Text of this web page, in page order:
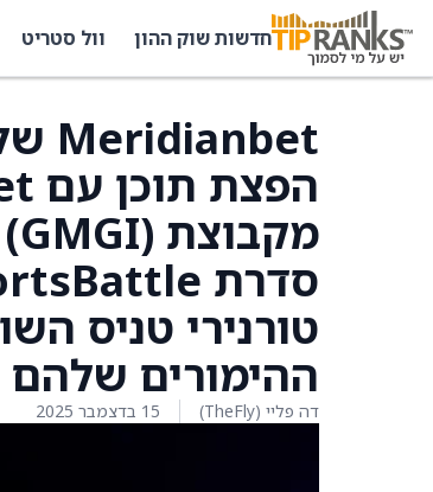
חדשות שוק ההון וול סטריט
ההימורים שלהם
דה פליי (TheFly) 15 בדצמבר 2025